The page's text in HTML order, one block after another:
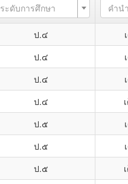
ระดับการศึกษา คำน
ป.๔
ป.๔
ป.๔
ป.๔
ป.๕
ป.๕
ป.๕